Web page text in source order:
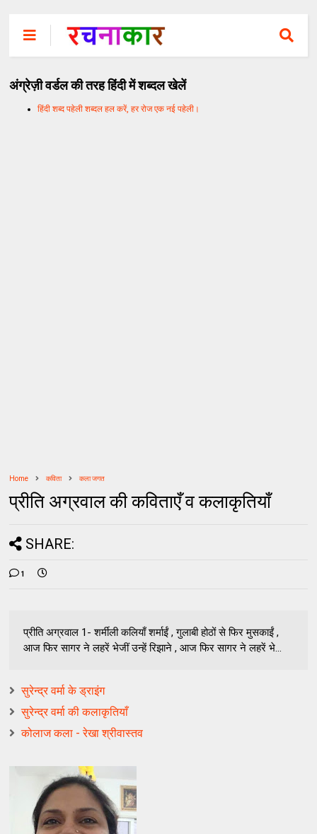
अंग्रेज़ी वर्डल की तरह हिंदी में शब्दल खेलें
हिंदी शब्द पहेली शब्दल हल करें, हर रोज एक नई पहेली।
Home कविता कला जगत
प्रीति अग्रवाल की कविताएँ व कलाकृतियाँ
SHARE:
1
प्रीति अग्रवाल 1- शर्मीली कलियाँ शर्माईं , गुलाबी होठों से फिर मुसकाईं ,
आज फिर सागर ने लहरें भेजीं उन्हें रिझाने , आज फिर सागर ने लहरें भे...
सुरेन्द्र वर्मा के ड्राइंग
सुरेन्द्र वर्मा की कलाकृतियाँ
कोलाज कला - रेखा श्रीवास्तव